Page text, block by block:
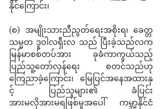
နိုင်ကြောင်း၊
(စ) အမျိုးသားညီညွတ်ရေးအစိုးရ၊ ခေတ္တ
သမ္မတ ဒူဝါလရှီးလ သည် ပြီးခဲ့သည်လက
မြန်မာစစ်တပ်အား ခုခံကာကွယ်သည့်
ပြည်သူ့တော်လှန်ရေး စတင်သည်ဟု
ကြေညာခဲ့ကြောင်း၊ မြေပြင်အနေအထားနှ
င့် ပြည်သူများ၏ ခံပြင်း
အားမလိုအားမရဖြစ်မှုအပေါ်  ကမ္ဘာ့နိုင်ငံ